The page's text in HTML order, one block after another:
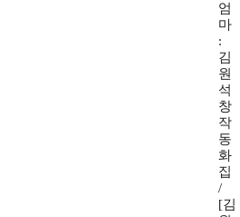
엄
마
:
김
원
석
창
작
동
화
집
/
[김